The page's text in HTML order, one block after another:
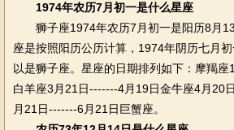
1974年农历7月初一是什么星座
狮子座1974年农历7月初一是阳历8月13
座是按照阳历公历计算，1974年阴历七月
以是狮子座。星座的日期排列如下：摩羯
白羊座3月21日-------4月19日金牛座4月20
月21日-------6月21日巨蟹座。